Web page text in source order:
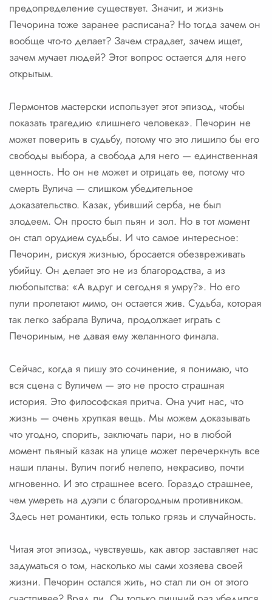
предопределение существует. Значит, и жизнь
Печорина тоже заранее расписана? Но тогда зачем он
вообще что-то делает? Зачем страдает, зачем ищет,
зачем мучает людей? Этот вопрос остается для него
открытым.
Лермонтов мастерски использует этот эпизод, чтобы
показать трагедию «лишнего человека». Печорин не
может поверить в судьбу, потому что это лишило бы его
свободы выбора, а свобода для него — единственная
ценность. Но он не может и отрицать ее, потому что
смерть Вулича — слишком убедительное
доказательство. Казак, убивший серба, не был
злодеем. Он просто был пьян и зол. Но в тот момент
он стал орудием судьбы. И что самое интересное:
Печорин, рискуя жизнью, бросается обезвреживать
убийцу. Он делает это не из благородства, а из
любопытства: «А вдруг и сегодня я умру?». Но его
пули пролетают мимо, он остается жив. Судьба, которая
так легко забрала Вулича, продолжает играть с
Печориным, не давая ему желанного финала.
Сейчас, когда я пишу это сочинение, я понимаю, что
вся сцена с Вуличем — это не просто страшная
история. Это философская притча. Она учит нас, что
жизнь — очень хрупкая вещь. Мы можем доказывать
что угодно, спорить, заключать пари, но в любой
момент пьяный казак на улице может перечеркнуть все
наши планы. Вулич погиб нелепо, некрасиво, почти
мгновенно. И это страшнее всего. Гораздо страшнее,
чем умереть на дуэли с благородным противником.
Здесь нет романтики, есть только грязь и случайность.
Читая этот эпизод, чувствуешь, как автор заставляет нас
задуматься о том, насколько мы сами хозяева своей
жизни. Печорин остался жить, но стал ли он от этого